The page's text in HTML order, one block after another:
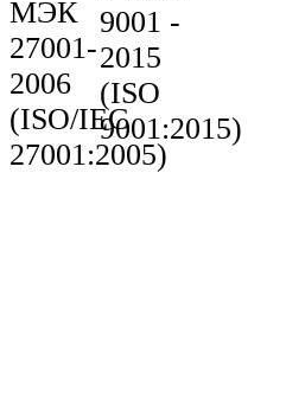
МЭК
27001-
2006
(ISO/IEC
27001:2005)
9001 -
2015
(ISO
9001:2015)